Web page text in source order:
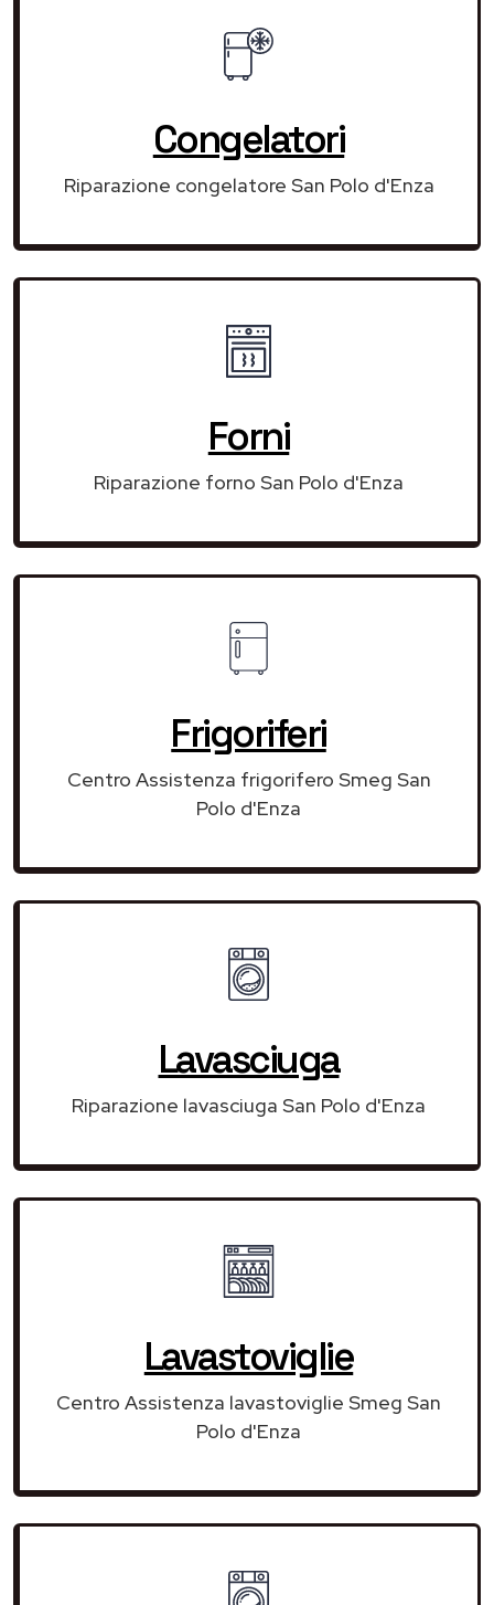
Congelatori
Riparazione congelatore San Polo d'Enza
Forni
Riparazione forno San Polo d'Enza
Frigoriferi
Centro Assistenza frigorifero Smeg San
Polo d'Enza
Lavasciuga
Riparazione lavasciuga San Polo d'Enza
Lavastoviglie
Centro Assistenza lavastoviglie Smeg San
Polo d'Enza